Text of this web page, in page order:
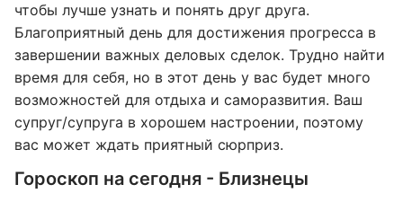
чтобы лучше узнать и понять друг друга.
Благоприятный день для достижения прогресса в
завершении важных деловых сделок. Трудно найти
время для себя, но в этот день у вас будет много
возможностей для отдыха и саморазвития. Ваш
супруг/супруга в хорошем настроении, поэтому
вас может ждать приятный сюрприз.
Гороскоп на сегодня - Близнецы